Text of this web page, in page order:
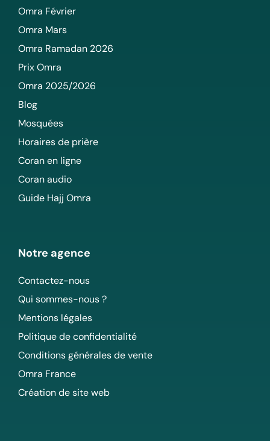
Omra Février
Omra Mars
Omra Ramadan 2026
Prix Omra
Omra 2025/2026
Blog
Mosquées
Horaires de prière
Coran en ligne
Coran audio
Guide Hajj Omra
Notre agence
Contactez-nous
Qui sommes-nous ?
Mentions légales
Politique de confidentialité
Conditions générales de vente
Omra France
Création de site web